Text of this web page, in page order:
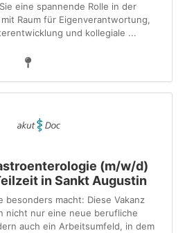
eine spannende Rolle in der
Raum für Eigenverantwortung,
und kollegiale ...
(m/w/d)
in Sankt Augustin
besonders macht: Diese Vakanz
nicht nur eine neue berufliche
auch ein Arbeitsumfeld, in dem